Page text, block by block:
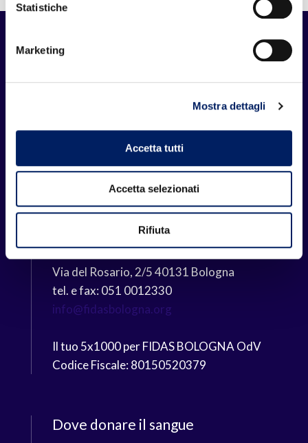
Statistiche
Marketing
Mostra dettagli
Accetta tutti
Accetta selezionati
Rifiuta
Fidas Bologna Odv
Vogliamo promuovere tra i cittadini l'offerta
volontaria, gratuita e anonima del proprio
sangue a persone che necessitano del nostro
dono.
Sede di Bologna
Villa Trebbo
Via del Rosario, 2/5 40131 Bologna
tel. e fax: 051 0012330
info@fidasbologna.org
Il tuo 5x1000 per FIDAS BOLOGNA OdV
Codice Fiscale: 80150520379
Dove donare il sangue